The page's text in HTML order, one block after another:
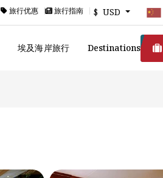
旅行优惠 旅行指南 $ USD
埃及海岸旅行 Destinations